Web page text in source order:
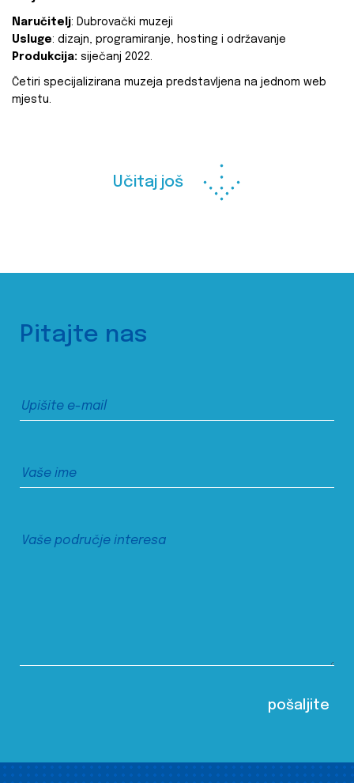
Naručitelj: Dubrovački muzeji
Usluge: dizajn, programiranje, hosting i održavanje
Produkcija: siječanj 2022.
Četiri specijalizirana muzeja predstavljena na jednom web
mjestu.
Učitaj još
Pitajte nas